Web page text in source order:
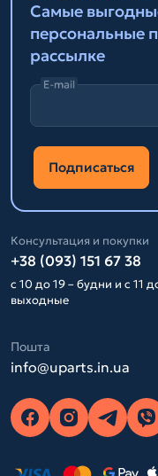
Самые
персональные
рассылке
E-mail
Подписаться
Консультация и покупки
+38 (093) 151 67 38
с 10 до 19 – будни и с 11
выходные
Пошта
info@uparts.in.ua